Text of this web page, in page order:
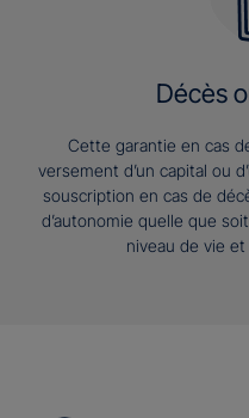
Décès
Cette garantie en cas
versement d’un capital ou
souscription en cas de
d’autonomie quelle que
niveau de vie